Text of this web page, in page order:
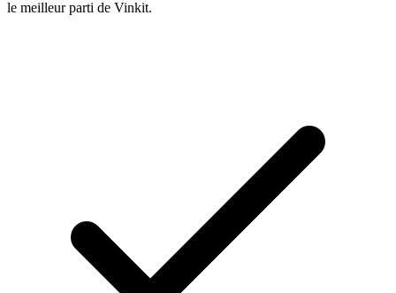
le meilleur parti de Vinkit.